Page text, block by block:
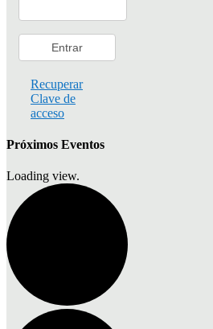
Recuperar
Clave de
acceso
Próximos Eventos
Loading view.